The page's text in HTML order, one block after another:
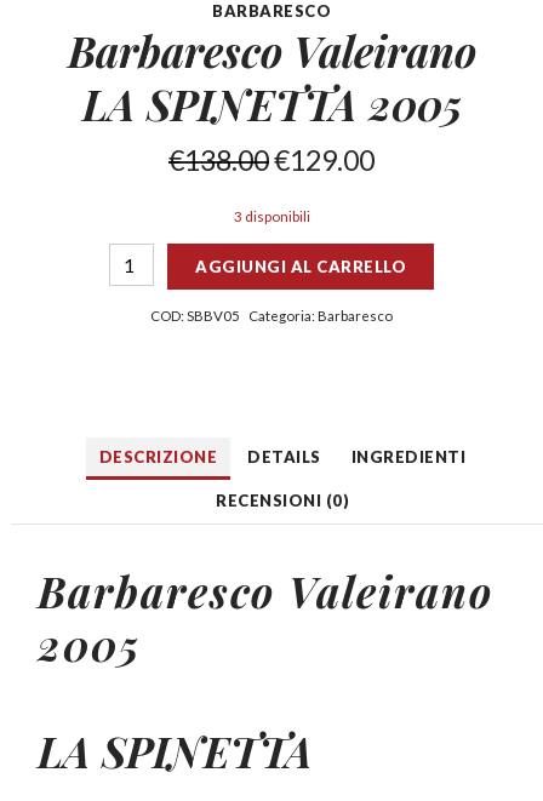
BARBARESCO
Barbaresco Valeirano
LA SPINETTA 2005
€138.00€129.00
3 disponibili
AGGIUNGI AL CARRELLO
COD: SBBV05 Categoria:Barbaresco
DESCRIZIONE DETAILS INGREDIENTI
RECENSIONI (0)
Barbaresco Valeirano
2005
LA SPINETTA